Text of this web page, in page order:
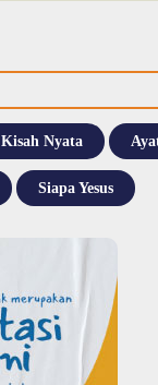
Kisah Nyata
Siapa Yesus